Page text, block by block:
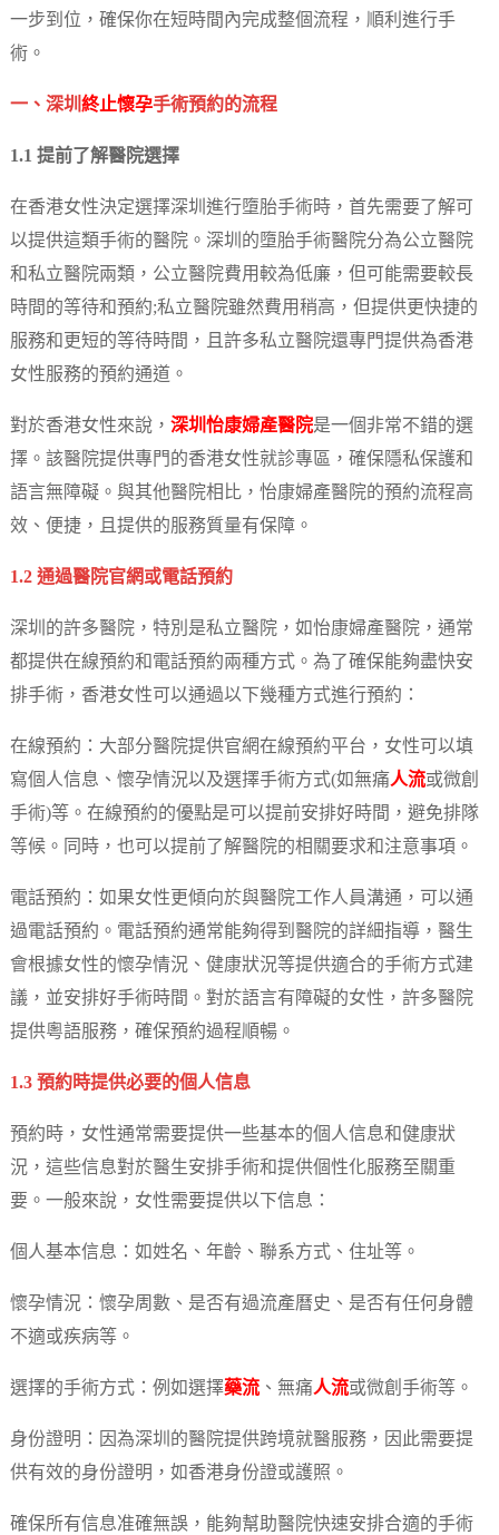
一步到位，確保你在短時間內完成整個流程，順利進行手
術。
一、深圳 終止懷孕手術預約的流程
1.1 提前了解醫院選擇
在香港女性決定選擇深圳進行墮胎手術時，首先需要了解可
以提供這類手術的醫院。深圳的墮胎手術醫院分為公立醫院
和私立醫院兩類，公立醫院費用較為低廉，但可能需要較長
時間的等待和預約;私立醫院雖然費用稍高，但提供更快捷的
服務和更短的等待時間，且許多私立醫院還專門提供為香港
女性服務的預約通道。
對於香港女性來說， 深圳怡康婦產醫院是一個非常不錯的選
擇。該醫院提供專門的香港女性就診專區，確保隱私保護和
語言無障礙。與其他醫院相比，怡康婦產醫院的預約流程高
效、便捷，且提供的服務質量有保障。
1.2 通過醫院官網或電話預約
深圳的許多醫院，特別是私立醫院，如怡康婦產醫院，通常
都提供在線預約和電話預約兩種方式。為了確保能夠盡快安
排手術，香港女性可以通過以下幾種方式進行預約：
在線預約：大部分醫院提供官網在線預約平台，女性可以填
寫個人信息、懷孕情況以及選擇手術方式(如無痛人流或微創
手術)等。在線預約的優點是可以提前安排好時間，避免排隊
等候。同時，也可以提前了解醫院的相關要求和注意事項。
電話預約：如果女性更傾向於與醫院工作人員溝通，可以通
過電話預約。電話預約通常能夠得到醫院的詳細指導，醫生
會根據女性的懷孕情況、健康狀況等提供適合的手術方式建
議，並安排好手術時間。對於語言有障礙的女性，許多醫院
提供粵語服務，確保預約過程順暢。
1.3 預約時提供必要的個人信息
預約時，女性通常需要提供一些基本的個人信息和健康狀
況，這些信息對於醫生安排手術和提供個性化服務至關重
要。一般來說，女性需要提供以下信息：
個人基本信息：如姓名、年齡、聯系方式、住址等。
懷孕情況：懷孕周數、是否有過流產曆史、是否有任何身體
不適或疾病等。
選擇的手術方式：例如選擇藥流、無痛人流或微創手術等。
身份證明：因為深圳的醫院提供跨境就醫服務，因此需要提
供有效的身份證明，如香港身份證或護照。
確保所有信息准確無誤，能夠幫助醫院快速安排合適的手術